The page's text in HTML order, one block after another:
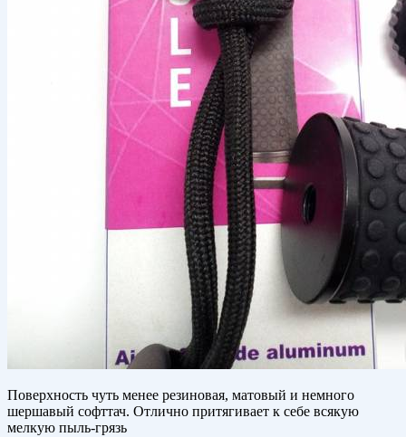
Поверхность чуть менее резиновая, матовый и немного
шершавый софттач. Отлично притягивает к себе всякую
мелкую пыль-грязь